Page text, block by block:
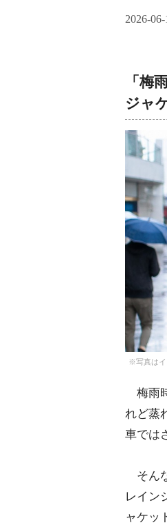
2026-06-
「梅
ジャ
※写真はイ
梅雨
れど蒸
車では
そん
レイン
ャケッ